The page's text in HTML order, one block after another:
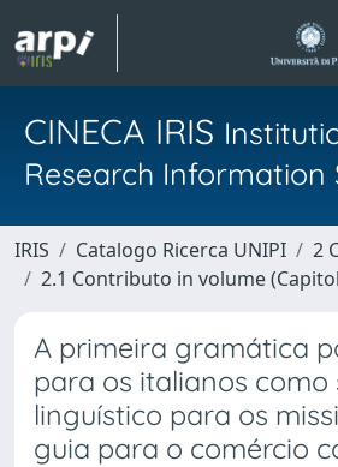
CINECA IRIS
Research Information
IRIS Catalogo Ricerca UNIPI
2
2.1 Contributo in volume
A primeira gramática
para os italianos como
linguístico para os
guia para o comércio